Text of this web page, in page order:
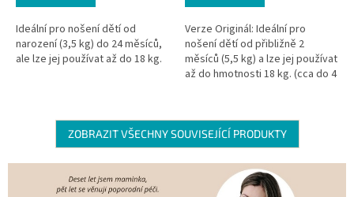
Ideální pro nošení dětí od
narození (3,5 kg) do 24 měsíců,
ale lze jej používat až do 18 kg.
Verze Originál: Ideální pro
nošení dětí od přibližně 2
měsíců (5,5 kg) a lze jej používat
až do hmotnosti 18 kg. (cca do 4
ZOBRAZIT VŠECHNY SOUVISEJÍCÍ PRODUKTY